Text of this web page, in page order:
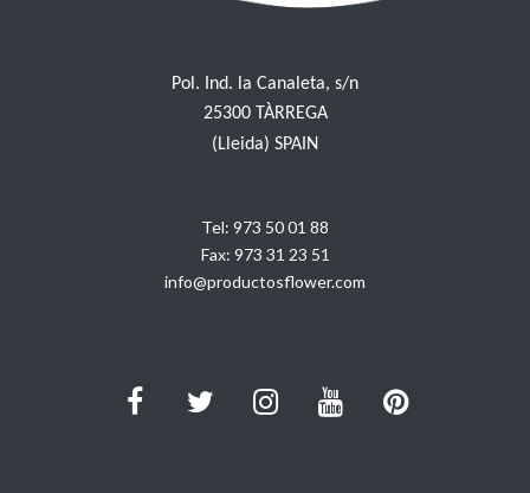
Pol. Ind. la Canaleta, s/n
25300 TÀRREGA
(Lleida) SPAIN
Tel: 973 50 01 88
Fax: 973 31 23 51
info@productosflower.com